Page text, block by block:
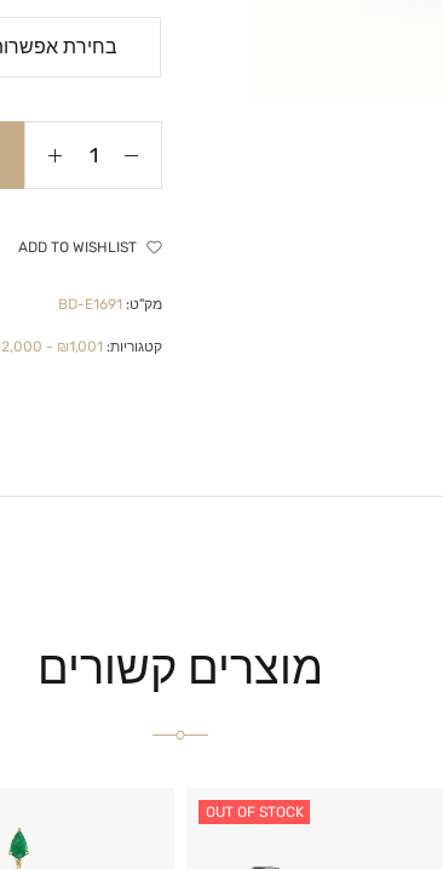
ADD TO WISHLIST
מק"ט: BD-E1691
קטגוריות: ₪1,001 - ₪2,000
מוצרים קשורים
OUT OF STOCK